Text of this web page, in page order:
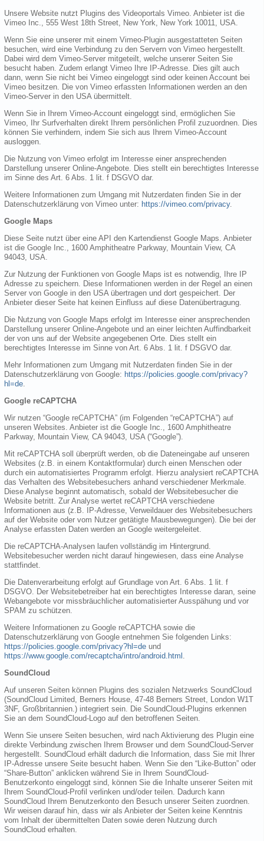
Unsere Website nutzt Plugins des Videoportals Vimeo. Anbieter ist die
Vimeo Inc., 555 West 18th Street, New York, New York 10011, USA.
Wenn Sie eine unserer mit einem Vimeo-Plugin ausgestatteten Seiten
besuchen, wird eine Verbindung zu den Servern von Vimeo hergestellt.
Dabei wird dem Vimeo-Server mitgeteilt, welche unserer Seiten Sie
besucht haben. Zudem erlangt Vimeo Ihre IP-Adresse. Dies gilt auch
dann, wenn Sie nicht bei Vimeo eingeloggt sind oder keinen Account bei
Vimeo besitzen. Die von Vimeo erfassten Informationen werden an den
Vimeo-Server in den USA übermittelt.
Wenn Sie in Ihrem Vimeo-Account eingeloggt sind, ermöglichen Sie
Vimeo, Ihr Surfverhalten direkt Ihrem persönlichen Profil zuzuordnen. Dies
können Sie verhindern, indem Sie sich aus Ihrem Vimeo-Account
ausloggen.
Die Nutzung von Vimeo erfolgt im Interesse einer ansprechenden
Darstellung unserer Online-Angebote. Dies stellt ein berechtigtes Interesse
im Sinne des Art. 6 Abs. 1 lit. f DSGVO dar.
Weitere Informationen zum Umgang mit Nutzerdaten finden Sie in der
Datenschutzerklärung von Vimeo unter: https://vimeo.com/privacy.
Google Maps
Diese Seite nutzt über eine API den Kartendienst Google Maps. Anbieter
ist die Google Inc., 1600 Amphitheatre Parkway, Mountain View, CA
94043, USA.
Zur Nutzung der Funktionen von Google Maps ist es notwendig, Ihre IP
Adresse zu speichern. Diese Informationen werden in der Regel an einen
Server von Google in den USA übertragen und dort gespeichert. Der
Anbieter dieser Seite hat keinen Einfluss auf diese Datenübertragung.
Die Nutzung von Google Maps erfolgt im Interesse einer ansprechenden
Darstellung unserer Online-Angebote und an einer leichten Auffindbarkeit
der von uns auf der Website angegebenen Orte. Dies stellt ein
berechtigtes Interesse im Sinne von Art. 6 Abs. 1 lit. f DSGVO dar.
Mehr Informationen zum Umgang mit Nutzerdaten finden Sie in der
Datenschutzerklärung von Google: https://policies.google.com/privacy?
hl=de
Google reCAPTCHA
Wir nutzen “Google reCAPTCHA” (im Folgenden “reCAPTCHA”) auf
unseren Websites. Anbieter ist die Google Inc., 1600 Amphitheatre
Parkway, Mountain View, CA 94043, USA (“Google”).
Mit reCAPTCHA soll überprüft werden, ob die Dateneingabe auf unseren
Websites (z.B. in einem Kontaktformular) durch einen Menschen oder
durch ein automatisiertes Programm erfolgt. Hierzu analysiert reCAPTCHA
das Verhalten des Websitebesuchers anhand verschiedener Merkmale.
Diese Analyse beginnt automatisch, sobald der Websitebesucher die
Website betritt. Zur Analyse wertet reCAPTCHA verschiedene
Informationen aus (z.B. IP-Adresse, Verweildauer des Websitebesuchers
auf der Website oder vom Nutzer getätigte Mausbewegungen). Die bei der
Analyse erfassten Daten werden an Google weitergeleitet.
Die reCAPTCHA-Analysen laufen vollständig im Hintergrund.
Websitebesucher werden nicht darauf hingewiesen, dass eine Analyse
stattfindet.
Die Datenverarbeitung erfolgt auf Grundlage von Art. 6 Abs. 1 lit. f
DSGVO. Der Websitebetreiber hat ein berechtigtes Interesse daran, seine
Webangebote vor missbräuchlicher automatisierter Ausspähung und vor
SPAM zu schützen.
Weitere Informationen zu Google reCAPTCHA sowie die
Datenschutzerklärung von Google entnehmen Sie folgenden Links:
https://policies.google.com/privacy?hl=de und
https://www.google.com/recaptcha/intro/android.html
SoundCloud
Auf unseren Seiten können Plugins des sozialen Netzwerks SoundCloud
(SoundCloud Limited, Berners House, 47-48 Berners Street, London W1T
3NF, Großbritannien.) integriert sein. Die SoundCloud-Plugins erkennen
Sie an dem SoundCloud-Logo auf den betroffenen Seiten.
Wenn Sie unsere Seiten besuchen, wird nach Aktivierung des Plugin eine
direkte Verbindung zwischen Ihrem Browser und dem SoundCloud-Server
hergestellt. SoundCloud erhält dadurch die Information, dass Sie mit Ihrer
IP-Adresse unsere Seite besucht haben. Wenn Sie den “Like-Button” oder
“Share-Button” anklicken während Sie in Ihrem SoundCloud-
Benutzerkonto eingeloggt sind, können Sie die Inhalte unserer Seiten mit
Ihrem SoundCloud-Profil verlinken und/oder teilen. Dadurch kann
SoundCloud Ihrem Benutzerkonto den Besuch unserer Seiten zuordnen.
Wir weisen darauf hin, dass wir als Anbieter der Seiten keine Kenntnis
vom Inhalt der übermittelten Daten sowie deren Nutzung durch
SoundCloud erhalten.